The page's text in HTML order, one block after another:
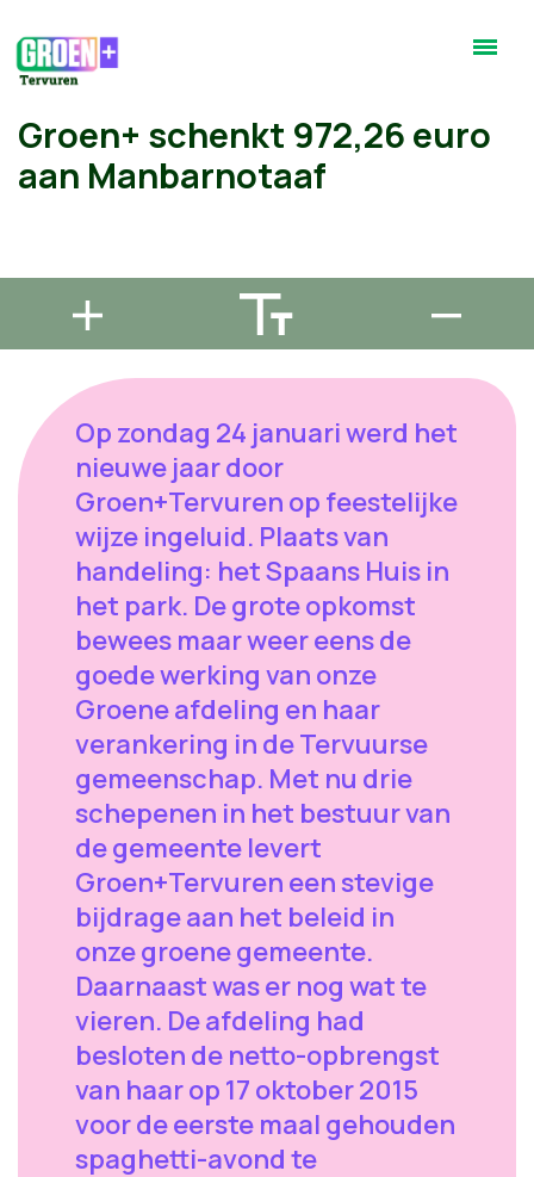
Groen+ schenkt 972,26 euro
aan Manbarnotaaf
Op zondag 24 januari werd het
nieuwe jaar door
Groen+Tervuren op feestelijke
wijze ingeluid. Plaats van
handeling: het Spaans Huis in
het park. De grote opkomst
bewees maar weer eens de
goede werking van onze
Groene afdeling en haar
verankering in de Tervuurse
gemeenschap. Met nu drie
schepenen in het bestuur van
de gemeente levert
Groen+Tervuren een stevige
bijdrage aan het beleid in
onze groene gemeente.
Daarnaast was er nog wat te
vieren. De afdeling had
besloten de netto-opbrengst
van haar op 17 oktober 2015
voor de eerste maal gehouden
spaghetti-avond te